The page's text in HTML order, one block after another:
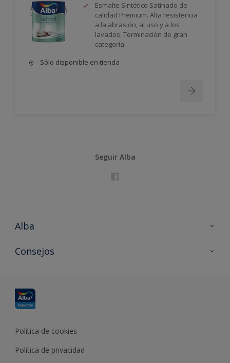
Esmalte Sintético Satinado de
calidad Premium. Alta resistencia
a la abrasión, al uso y a los
lavados. Terminación de gran
categoría.
Sólo disponible en tienda
Seguir Alba
Alba
Contacta con nosotros
Consejos
Política de cookies
Política de privacidad